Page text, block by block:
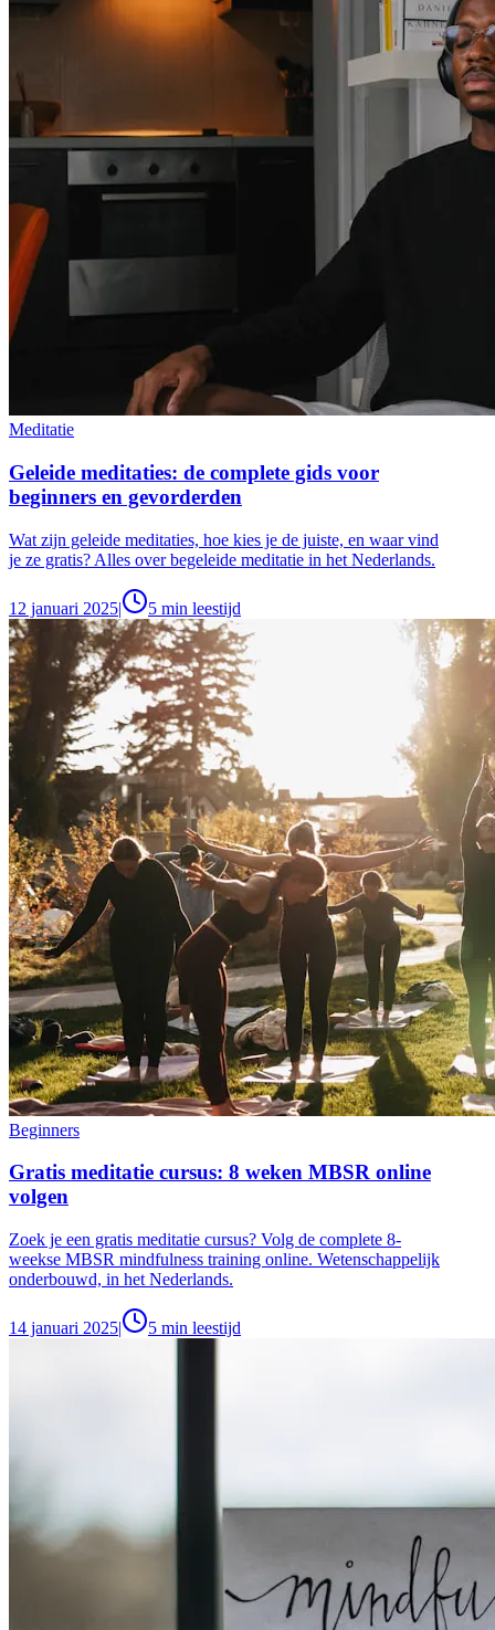
Meditatie
Geleide meditaties: de complete gids voor
beginners en gevorderden
Wat zijn geleide meditaties, hoe kies je de juiste, en waar vind
je ze gratis? Alles over begeleide meditatie in het Nederlands.
12 januari 2025| 5 min leestijd
Beginners
Gratis meditatie cursus: 8 weken MBSR online
volgen
Zoek je een gratis meditatie cursus? Volg de complete 8-
weekse MBSR mindfulness training online. Wetenschappelijk
onderbouwd, in het Nederlands.
14 januari 2025| 5 min leestijd